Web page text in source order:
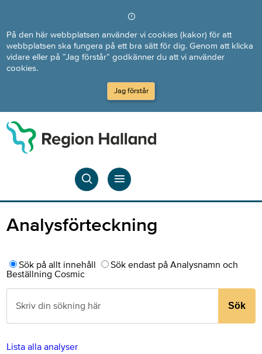
På den här webbplatsen använder vi cookies (kakor) för att
webbplatsen ska fungera på ett bra sätt för dig. Genom att klicka
vidare eller på ”Jag förstår” godkänner du att vi använder
cookies.
Jag förstår
Analysförteckning
Sök på allt innehåll
Sök endast på Analysnamn och
Beställning Cosmic
Sök
Lista alla analyser